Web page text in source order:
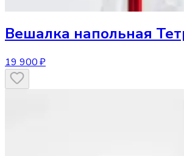
Вешалка напольная
19 900 ₽